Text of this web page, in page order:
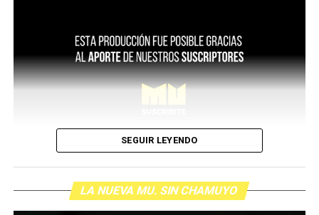
SEGUIR LEYENDO
LA NUEVA MU. SIN CHAMUYO